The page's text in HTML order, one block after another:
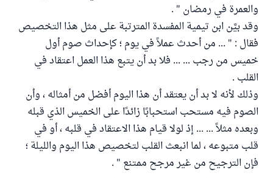
والعمرة في رمضان " .
وقد بيَّن ابن تيمية المفسدة المترتبة على مثل هذا التخصيص
فقال : " ... من أحدث عملاً في يوم ؛ كإحداث صوم أول
خميس من رجب ... ... فلا بد أن يتبع هذا العمل اعتقاد في
القلب .
وذلك لأنه لا بد أن يعتقد أن هذا اليوم أفضل من أمثاله ، وأن
الصوم فيه مستحب استحبابًا زائدًا على الخميس الذي قبله
وبعده مثلاً ... ... إذ لولا قيام هذا الاعتقاد في قلبه ، أو في
قلب متبوعه ، لما انبعث القلب لتخصيص هذا اليوم والليلة ؛
فإن الترجيح من غير مرجح ممتنع " .